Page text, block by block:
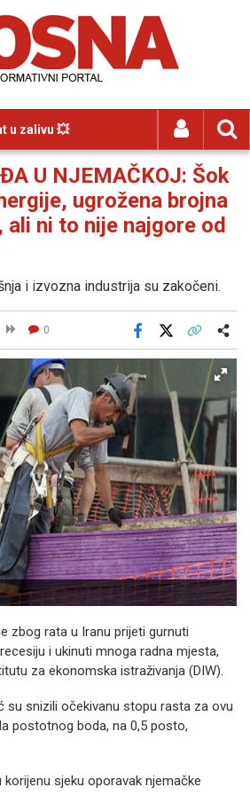
u zalivu 💥
U NJEMAČKOJ: Šok
ugrožena brojna
ali ni to nije najgore od
i izvozna industrija su zakočeni.
0
Facebook
zbog rata u Iranu prijeti gurnuti
i ukinuti mnoga radna mjesta,
za ekonomska istraživanja (DIW).
su snizili očekivanu stopu rasta za ovu
postotnog boda, na 0,5 posto,
korijenu sjeku oporavak njemačke